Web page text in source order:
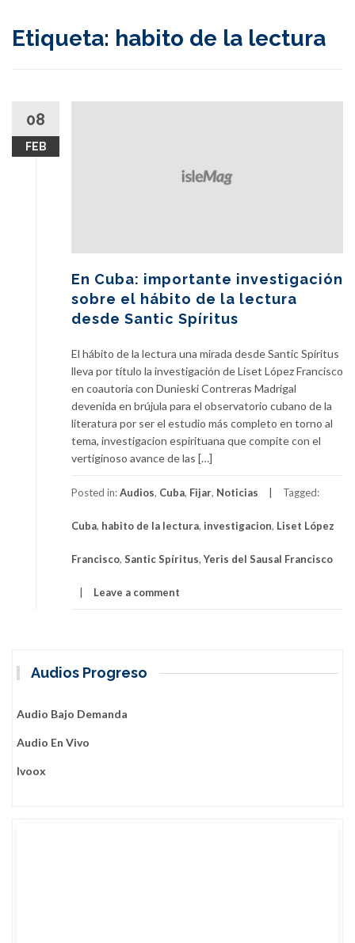
Etiqueta: habito de la lectura
08
FEB
En Cuba: importante investigación
sobre el hábito de la lectura
desde Santic Spíritus
El hábito de la lectura una mirada desde Santic Spíritus
lleva por título la investigación de Liset López Francisco
en coautoria con Dunieski Contreras Madrigal
devenida en brújula para el observatorio cubano de la
literatura por ser el estudio más completo en torno al
tema, investigacion espirituana que compite con el
vertiginoso avance de las […]
Posted in:Audios, Cuba, Fijar, Noticias Tagged:
Cuba, habito de la lectura, investigacion, Liset López
Francisco, Santic Spíritus,Yeris del Sausal Francisco
Leave a comment
Audios Progreso
Audio Bajo Demanda
Audio En Vivo
Ivoox